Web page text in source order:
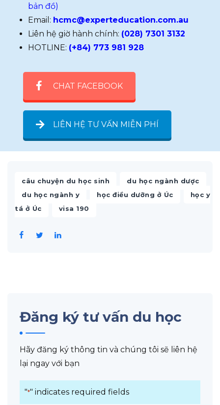
bản đồ)
Email: hcmc@experteducation.com.au
Liên hệ giờ hành chính: (028) 7301 3132
HOTLINE: (+84) 773 981 928
CHAT FACEBOOK
LIÊN HỆ TƯ VẤN MIỄN PHÍ
câu chuyện du học sinh du học ngành dược
du học ngành y học điều dưỡng ở Úc
học y
tá ở Úc
visa 190
Đăng ký tư vấn du học
Hãy đăng ký thông tin và chúng tôi sẽ liên hệ
lại ngay với bạn
"*" indicates required fields